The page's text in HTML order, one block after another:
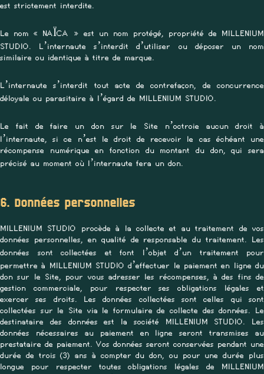
est strictement interdite.
Le nom « NAÏCA » est un nom protégé, propriété de MILLENIUM
STUDIO. L’internaute s’interdit d’utiliser ou déposer un nom
similaire ou identique à titre de marque.
L’internaute s’interdit tout acte de contrefaçon, de concurrence
déloyale ou parasitaire à l’égard de MILLENIUM STUDIO.
Le fait de faire un don sur le Site n’octroie aucun droit à
l’internaute, si ce n’est le droit de recevoir le cas échéant une
récompense numérique en fonction du montant du don, qui sera
précisé au moment où l’internaute fera un don.
6. Données personnelles
MILLENIUM STUDIO procède à la collecte et au traitement de vos
données personnelles, en qualité de responsable du traitement. Les
données sont collectées et font l’objet d’un traitement pour
permettre à MILLENIUM STUDIO d’effectuer le paiement en ligne du
don sur le Site, pour vous adresser les récompenses, à des fins de
gestion commerciale, pour respecter ses obligations légales et
exercer ses droits. Les données collectées sont celles qui sont
collectées sur le Site via le formulaire de collecte des données. Le
destinataire des données est la société MILLENIUM STUDIO. Les
données nécessaires au paiement en ligne seront transmises au
prestataire de paiement. Vos données seront conservées pendant une
durée de trois (3) ans à compter du don, ou pour une durée plus
longue pour respecter toutes obligations légales de MILLENIUM